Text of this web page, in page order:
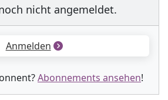
nicht angemeldet.
Anmelden
Abonnements ansehen!